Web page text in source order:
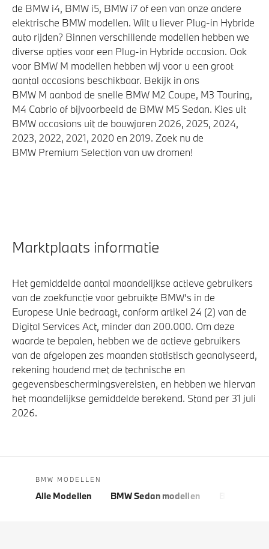
de BMW i4, BMW i5, BMW i7 of een van onze andere
elektrische BMW modellen. Wilt u liever Plug-in Hybride
auto rijden? Binnen verschillende modellen hebben we
diverse opties voor een Plug-in Hybride occasion. Ook
voor BMW M modellen hebben wij voor u een groot
aantal occasions beschikbaar. Bekijk in ons
BMW M aanbod de snelle BMW M2 Coupe, M3 Touring,
M4 Cabrio of bijvoorbeeld de BMW M5 Sedan. Kies uit
BMW occasions uit de bouwjaren 2026, 2025, 2024,
2023, 2022, 2021, 2020 en 2019. Zoek nu de
BMW Premium Selection van uw dromen!
Marktplaats informatie
Het gemiddelde aantal maandelijkse actieve gebruikers
van de zoekfunctie voor gebruikte BMW's in de
Europese Unie bedraagt, conform artikel 24 (2) van de
Digital Services Act, minder dan 200.000. Om deze
waarde te bepalen, hebben we de actieve gebruikers
van de afgelopen zes maanden statistisch geanalyseerd,
rekening houdend met de technische en
gegevensbeschermingsvereisten, en hebben we hiervan
het maandelijkse gemiddelde berekend. Stand per 31 juli
2026.
BMW MODELLEN
Alle Modellen BMW Sedan modellen